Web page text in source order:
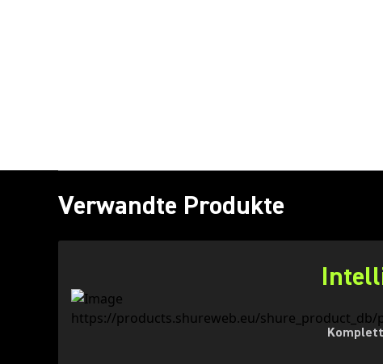
Verwandte Produkte